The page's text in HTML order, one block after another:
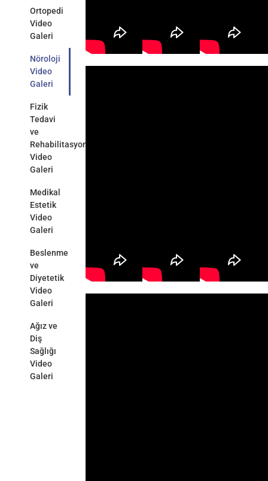
Ortopedi
Video
Galeri
Nöroloji
Video
Galeri
Fizik
Tedavi
ve
Rehabilitasyon
Video
Galeri
Medikal
Estetik
Video
Galeri
Beslenme
ve
Diyetetik
Video
Galeri
Ağız ve
Diş
Sağlığı
Video
Galeri